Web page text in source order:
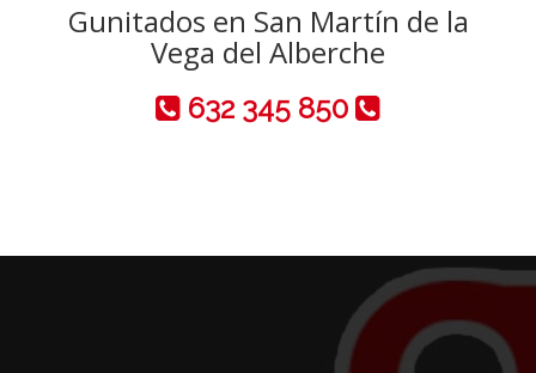
Gunitados en San Martín de la
Vega del Alberche
632 345 850